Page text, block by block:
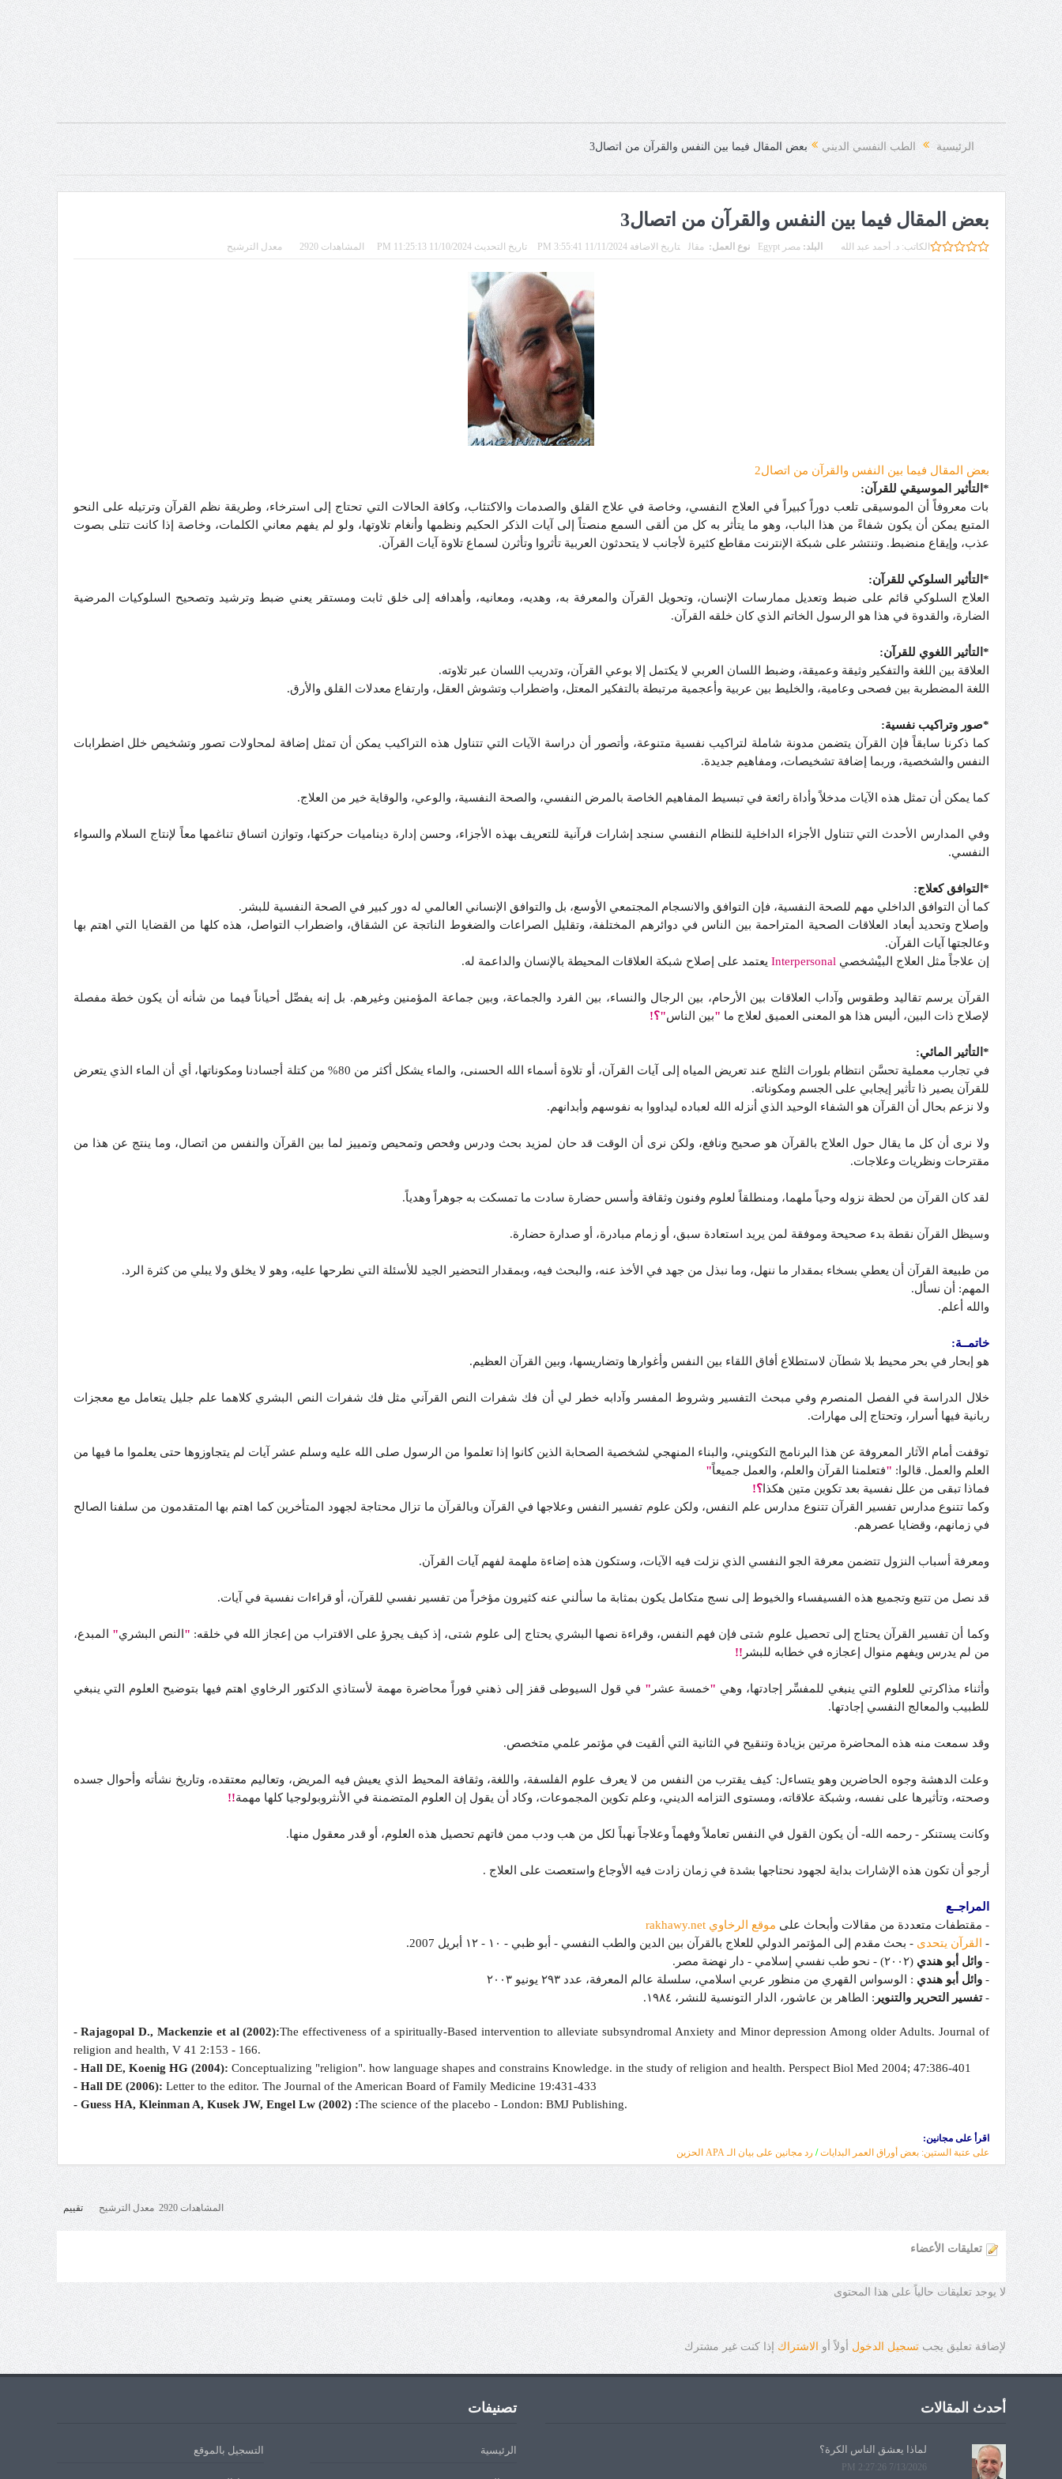
الرئيسية الطب النفسي الديني بعض المقال فيما بين النفس والقرآن من اتصال3
بعض المقال فيما بين النفس والقرآن من اتصال3
الكاتب:د. أحمد عبد الله البلد: مصر Egypt نوع العمل:مقال تاريخ الاضافة 11/11/2024 3:55:41 PM تاريخ التحديث 11/10/2024 11:25:13 PM المشاهدات 2920 معدل الترشيح
بعض المقال فيما بين النفس والقرآن من اتصال2
*التأثير الموسيقي للقرآن:
بات معروفاً أن الموسيقى تلعب دوراً كبيراً في العلاج النفسي، وخاصة في علاج القلق والصدمات والاكتئاب، وكافة الحالات التي تحتاج إلى استرخاء، وطريقة نظم القرآن وترتيله على النحو
المتبع يمكن أن يكون شفاءً من هذا الباب، وهو ما يتأثر به كل من ألقى السمع منصتاً إلى آيات الذكر الحكيم ونظمها وأنغام تلاوتها، ولو لم يفهم معاني الكلمات، وخاصة إذا كانت تتلى بصوت
عذب، وإيقاع منضبط. وتنتشر على شبكة الإنترنت مقاطع كثيرة لأجانب لا يتحدثون العربية تأثروا وتأثرن لسماع تلاوة آيات القرآن.
*التأثير السلوكي للقرآن:
العلاج السلوكي قائم على ضبط وتعديل ممارسات الإنسان، وتحويل القرآن والمعرفة به، وهديه، ومعانيه، وأهدافه إلى خلق ثابت ومستقر يعني ضبط وترشيد وتصحيح السلوكيات المرضية
الضارة، والقدوة في هذا هو الرسول الخاتم الذي كان خلقه القرآن.
*التأثير اللغوي للقرآن:
العلاقة بين اللغة والتفكير وثيقة وعميقة، وضبط اللسان العربي لا يكتمل إلا بوعي القرآن، وتدريب اللسان عبر تلاوته.
اللغة المضطربة بين فصحى وعامية، والخليط بين عربية وأعجمية مرتبطة بالتفكير المعتل، واضطراب وتشوش العقل، وارتفاع معدلات القلق والأرق.
*صور وتراكيب نفسية:
کما ذکرنا سابقاً فإن القرآن يتضمن مدونة شاملة لتراكيب نفسية متنوعة، وأتصور أن دراسة الآيات التي تتناول هذه التراكيب يمكن أن تمثل إضافة لمحاولات تصور وتشخيص خلل اضطرابات
النفس والشخصية، وربما إضافة تشخيصات، ومفاهيم جديدة.
كما يمكن أن تمثل هذه الآيات مدخلاً وأداة رائعة في تبسيط المفاهيم الخاصة بالمرض النفسي، والصحة النفسية، والوعي، والوقاية خير من العلاج.
وفي المدارس الأحدث التي تتناول الأجزاء الداخلية للنظام النفسي سنجد إشارات قرآنية للتعريف بهذه الأجزاء، وحسن إدارة ديناميات حركتها، وتوازن اتساق تناغمها معاً لإنتاج السلام والسواء
النفسي.
*التوافق كعلاج:
كما أن التوافق الداخلي مهم للصحة النفسية، فإن التوافق والانسجام المجتمعي الأوسع، بل والتوافق الإنساني العالمي له دور كبير في الصحة النفسية للبشر.
وإصلاح وتحديد أبعاد العلاقات الصحية المتراحمة بين الناس في دوائرهم المختلفة، وتقليل الصراعات والضغوط الناتجة عن الشقاق، واضطراب التواصل، هذه كلها من القضايا التي اهتم بها
وعالجتها آيات القرآن.
إن علاجاً مثل العلاج البيْشخصيInterpersonal يعتمد على إصلاح شبكة العلاقات المحيطة بالإنسان والداعمة له.
القرآن يرسم تقاليد وطقوس وآداب العلاقات بين الأرحام، بين الرجال والنساء، بين الفرد والجماعة، وبين جماعة المؤمنين وغيرهم. بل إنه يفصِّل أحياناً فيما من شأنه أن يكون خطة مفصلة
لإصلاح ذات البين، أليس هذا هو المعنى العميق لعلاج ما "بين الناس"؟!
*التأثير المائي:
في تجارب معملية تحسَّن انتظام بلورات الثلج عند تعريض المياه إلى آيات القرآن، أو تلاوة أسماء الله الحسنى، والماء يشكل أكثر من 80% من كتلة أجسادنا ومكوناتها، أي أن الماء الذي يتعرض
للقرآن يصير ذا تأثير إيجابي على الجسم ومكوناته.
ولا نزعم بحال أن القرآن هو الشفاء الوحيد الذي أنزله الله لعباده ليداووا به نفوسهم وأبدانهم.
ولا نرى أن كل ما يقال حول العلاج بالقرآن هو صحيح ونافع، ولكن نرى أن الوقت قد حان لمزيد بحث ودرس وفحص وتمحيص وتمييز لما بين القرآن والنفس من اتصال، وما ينتج عن هذا من
مقترحات ونظريات وعلاجات.
لقد كان القرآن من لحظة نزوله وحياً ملهما، ومنطلقاً لعلوم وفنون وثقافة وأسس حضارة سادت ما تمسكت به جوهراً وهدياً.
وسيظل القرآن نقطة بدء صحيحة وموفقة لمن يريد استعادة سبق، أو زمام مبادرة، أو صدارة حضارة.
من طبيعة القرآن أن يعطي بسخاء بمقدار ما ننهل، وما نبذل من جهد في الأخذ عنه، والبحث فيه، وبمقدار التحضير الجيد للأسئلة التي نطرحها عليه، وهو لا يخلق ولا يبلي من كثرة الرد.
المهم: أن نسأل.
والله أعلم.
خاتمــة:
هو إبحار في بحر محيط بلا شطآن لاستطلاع أفاق اللقاء بين النفس وأغوارها وتضاريسها، وبين القرآن العظيم.
خلال الدراسة في الفصل المنصرم وفي مبحث التفسير وشروط المفسر وآدابه خطر لي أن فك شفرات النص القرآني مثل فك شفرات النص البشري كلاهما علم جليل يتعامل مع معجزات
ربانية فيها أسرار، وتحتاج إلى مهارات.
توقفت أمام الآثار المعروفة عن هذا البرنامج التكويني، والبناء المنهجي لشخصية الصحابة الذين كانوا إذا تعلموا من الرسول صلى الله عليه وسلم عشر آيات لم يتجاوزوها حتى يعلموا ما فيها من
العلم والعمل. قالوا: "فتعلمنا القرآن والعلم، والعمل جميعاً"
فماذا تبقى من علل نفسية بعد تكوين متين هكذا؟!
وكما تتنوع مدارس تفسير القرآن تتنوع مدارس علم النفس، ولكن علوم تفسير النفس وعلاجها في القرآن وبالقرآن ما تزال محتاجة لجهود المتأخرين كما اهتم بها المتقدمون من سلفنا الصالح
في زمانهم، وقضايا عصرهم.
ومعرفة أسباب النزول تتضمن معرفة الجو النفسي الذي نزلت فيه الآيات، وستكون هذه إضاءة ملهمة لفهم آيات القرآن.
قد نصل من تتبع وتجميع هذه الفسيفساء والخيوط إلى نسج متكامل يكون بمثابة ما سألني عنه كثيرون مؤخراً من تفسير نفسي للقرآن، أو قراءات نفسية في آيات.
وكما أن تفسير القرآن يحتاج إلى تحصيل علوم شتى فإن فهم النفس، وقراءة نصها البشري يحتاج إلى علوم شتى، إذ كيف يجرؤ على الاقتراب من إعجاز الله في خلقه: " النص البشري" المبدع،
من لم يدرس ويفهم منوال إعجازه في خطابه للبشر !!
وأثناء مذاكرتي للعلوم التي ينبغي للمفسِّر إجادتها، وهي "خمسة عشر " في قول السيوطى قفز إلى ذهني فوراً محاضرة مهمة لأستاذي الدكتور الرخاوي اهتم فيها بتوضيح العلوم التي ينبغي
للطبيب والمعالج النفسي إجادتها.
وقد سمعت منه هذه المحاضرة مرتين بزيادة وتنقيح في الثانية التي ألقيت في مؤتمر علمي متخصص.
وعلت الدهشة وجوه الحاضرين وهو يتساءل: كيف يقترب من النفس من لا يعرف علوم الفلسفة، واللغة، وثقافة المحيط الذي يعيش فيه المريض، وتعاليم معتقده، وتاريخ نشأته وأحوال جسده
وصحته، وتأثيرها على نفسه، وشبكة علاقاته، ومستوى التزامه الديني، وعلم تكوين المجموعات، وكاد أن يقول إن العلوم المتضمنة في الأنثروبولوجيا كلها مهمة!!
وكانت يستنكر - رحمه الله- أن يكون القول في النفس تعاملاً وفهماً وعلاجاً نهباً لكل من هب ودب ممن فاتهم تحصيل هذه العلوم، أو قدر معقول منها.
أرجو أن تكون هذه الإشارات بداية لجهود نحتاجها بشدة في زمان زادت فيه الأوجاع واستعصت على العلاج .
المراجــع
- مقتطفات متعددة من مقالات وأبحاث على موقع الرخاوي rakhawy.net
- القرآن يتحدى- بحث مقدم إلى المؤتمر الدولي للعلاج بالقرآن بين الدين والطب النفسي - أبو ظبي - ١٠ - ١٢ أبريل 2007.
-وائل أبو هندي (٢٠٠٢) - نحو طب نفسي إسلامي - دار نهضة مصر.
-وائل أبو هندي : الوسواس القهري من منظور عربي اسلامي، سلسلة عالم المعرفة، عدد ٢٩٣ يونيو ٢٠٠٣
-تفسير التحرير والتنوير : الطاهر بن عاشور، الدار التونسية للنشر، ١٩٨٤.
- Rajagopal D., Mackenzie et al (2002):The effectiveness of a spiritually-Based intervention to alleviate subsyndromal Anxiety and Minor depression Among older Adults. Journal of
religion and health, V 41 2:153 - 166.
- Hall DE, Koenig HG (2004): Conceptualizing "religion". how language shapes and constrains Knowledge. in the study of religion and health. Perspect Biol Med 2004; 47:386-401
- Hall DE (2006): Letter to the editor. The Journal of the American Board of Family Medicine 19:431-433
- Guess HA, Kleinman A, Kusek JW, Engel Lw (2002) :The science of the placebo - London: BMJ Publishing.
اقرأ على مجانين:
على عتبة الستين: بعض أوراق العمر البدايات / رد مجانين على بيان الـ APA الحزين
المشاهدات 2920 معدل الترشيح تقييم
تعليقات الأعضاء
لا يوجد تعليقات حالياً على هذا المحتوى
لإضافة تعليق يجبتسجيل الدخولأولاً أو الاشتراك إذا كنت غير مشترك
أحدث المقالات
لماذا يعشق الناس الكرة؟
7/13/2026 2:27:26 PM
تصنيفات
الرئيسية التسجيل بالموقع